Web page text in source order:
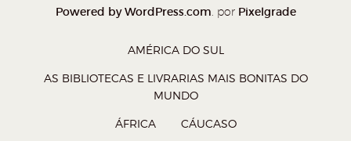
Powered by WordPress.com. por Pixelgrade
AMÉRICA DO SUL
AS BIBLIOTECAS E LIVRARIAS MAIS BONITAS DO
MUNDO
ÁFRICA CÁUCASO